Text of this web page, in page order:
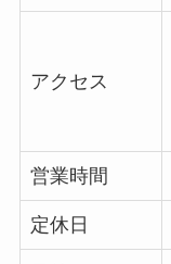
アクセス
営業時間
定休日